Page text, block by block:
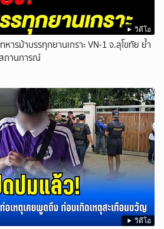
วิดีโอ
ารม้าบรรทุกยานเกราะ VN-1 จ.สุโขทัย ย้ำ
ถานการณ์
วิดีโอ